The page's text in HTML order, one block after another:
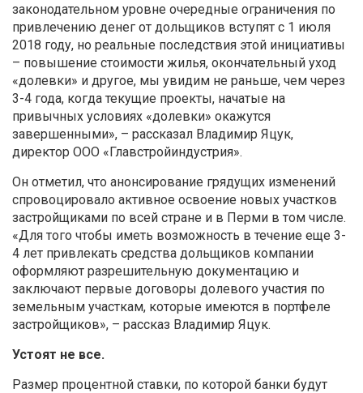
законодательном уровне очередные ограничения по
привлечению денег от дольщиков вступят с 1 июля
2018 году, но реальные последствия этой инициативы
– повышение стоимости жилья, окончательный уход
«долевки» и другое, мы увидим не раньше, чем через
3-4 года, когда текущие проекты, начатые на
привычных условиях «долевки» окажутся
завершенными», – рассказал Владимир Яцук,
директор ООО «Главстройиндустрия».
Он отметил, что анонсирование грядущих изменений
спровоцировало активное освоение новых участков
застройщиками по всей стране и в Перми в том числе.
«Для того чтобы иметь возможность в течение еще 3-
4 лет привлекать средства дольщиков компании
оформляют разрешительную документацию и
заключают первые договоры долевого участия по
земельным участкам, которые имеются в портфеле
застройщиков», – рассказ Владимир Яцук.
Устоят не все.
Размер процентной ставки, по которой банки будут